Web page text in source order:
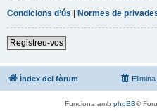
Condicions d’ús | Normes de
Registreu-vos
Índex del fòrum
Funciona amb phpBB®